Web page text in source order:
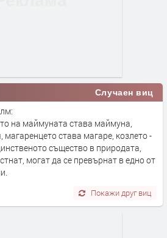
Случаен виц
на маймуната става маймуна,
магаренцето става магаре, козлето -
същество в природата,
могат да се превърнат в едно от
Покажи друг виц